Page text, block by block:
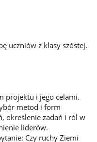
uczniów z klasy szóstej.
projektu i jego celami.
metod i form
określenie zadań i ról w
liderów.
Czy ruchy Ziemi